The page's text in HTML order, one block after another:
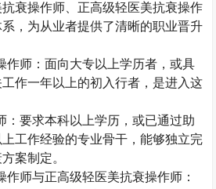
衰操作师、正高级轻医美抗衰操作
，为从业者提供了清晰的职业晋升
作师：面向大专以上学历者，或具
作一年以上的初入行者，是进入这
：要求本科以上学历，或已通过助
工作经验的专业骨干，能够独立完
案制定。
作师与正高级轻医美抗衰操作师：